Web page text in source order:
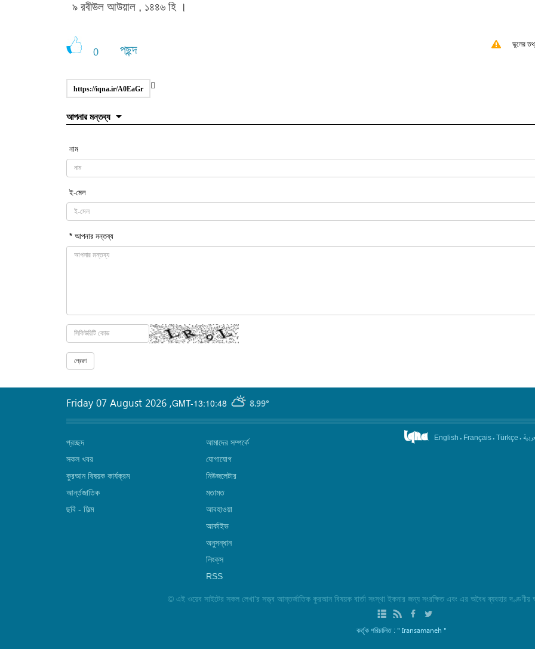
৯ রবীউল আউয়াল , ১৪৪৬ হি ।
0 পছন্দ ভুলের
https://iqna.ir/A0EaGr
আপনার মন্তব্য
নাম
ই-মেল
* আপনার মন্তব্য
GMT-13:10:48 8.99°
Friday 07 August 2026 ,
প্রচ্ছদ
সকল খবর
কুরআন বিষয়ক কার্যক্রম
আর্ন্তজাতিক
ছবি‎ - ফিল্ম
আমাদের সম্পর্কে
যোগাযোগ
নিউজলেটার
মতামত
আবহাওয়া
আর্কাইভ
অনুসন্ধান
লিংক্‌স
RSS
English . Français. Türkçe .
© এই ওয়েব সাইটের সকল লেখা'র সত্ত্ব আন্তর্জাতিক কুরআন বিষয়ক বার্তা সংস্থা ইকনার জন্য সংরক্ষিত এবং এর অবৈধ ব্যবহার দণ্ডণীয়
কর্তৃক পরিচালিত : " Iransamaneh "